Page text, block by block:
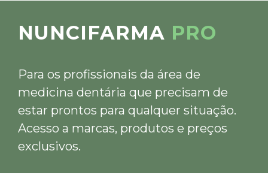
NUNCIFARMA PRO
Para os profissionais da área de
medicina dentária que precisam de
estar prontos para qualquer situação.
Acesso a marcas, produtos e preços
exclusivos.